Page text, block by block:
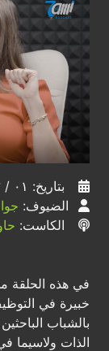
بتاريخ: ٠١ / ٠٣ / ٢٠٢٦
الضيوف:
الكاست:
في هذه الحلقة
خبيرة في
بالشباب
الذات ولاسيما